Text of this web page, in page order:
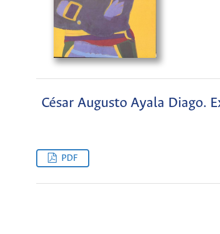
César Augusto Ayala Diago.
PDF